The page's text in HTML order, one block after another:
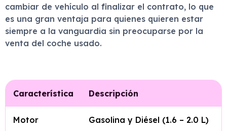
cambiar de vehículo al finalizar el contrato, lo que
es una gran ventaja para quienes quieren estar
siempre a la vanguardia sin preocuparse por la
venta del coche usado.
Característica Descripción
Motor Gasolina y Diésel (1.6 – 2.0 L)